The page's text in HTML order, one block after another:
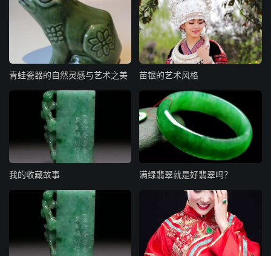
青蛙瓷器的自然灵感与艺术之美 苗银的艺术风格
我的收藏故事 满绿翡翠就是好翡翠吗？